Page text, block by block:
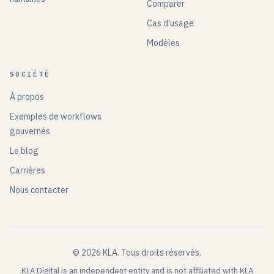
Comparer
Cas d'usage
Modèles
SOCIÉTÉ
À propos
Exemples de workflows
gouvernés
Le blog
Carrières
Nous contacter
© 2026 KLA. Tous droits réservés.
KLA Digital is an independent entity and is not affiliated with KLA